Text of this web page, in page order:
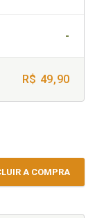
-
R$ 49,90
A COMPRA